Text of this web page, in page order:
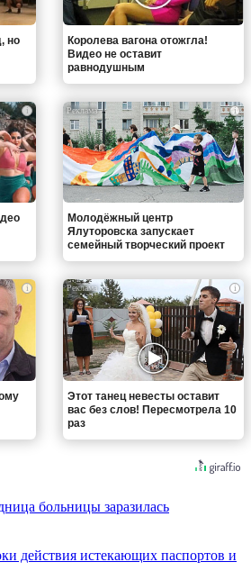
но
Королева вагона отожгла!
Видео не оставит
равнодушным
i i
Молодёжный центр
Ялуторовска запускает
семейный творческий проект
i i
Этот танец невесты оставит
вас без слов! Пересмотрела 10
раз
больницы заразилась
действия истекающих паспортов и